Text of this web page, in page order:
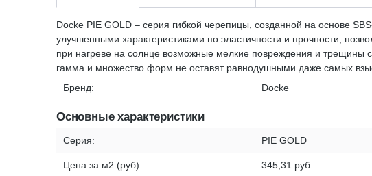
Docke PIE GOLD – серия гибкой черепицы, созданной на основе
улучшенными характеристиками по эластичности и прочности,
при нагреве на солнце возможные мелкие повреждения и трещины
гамма и множество форм не оставят равнодушными даже самых
Бренд:
Docke
Основные характеристики
Серия: PIE GOLD
Цена за м2 (руб): 345,31 руб.